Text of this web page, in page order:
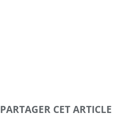
PARTAGER CET ARTICLE